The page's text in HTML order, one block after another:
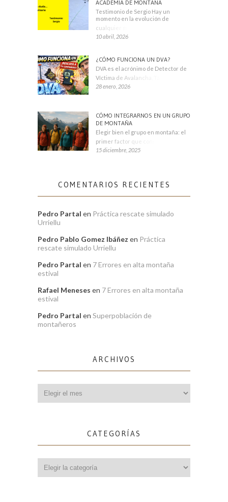
ACADEMIA DE MONTAÑA
Testimonio de Sergio Hay un
momento en la evolución de
cualquier montañero
10 abril, 2026
¿CÓMO FUNCIONA UN DVA?
DVA es el acrónimo de Detector de
Víctima de Avalancha. También se
28 enero, 2026
CÓMO INTEGRARNOS EN UN GRUPO
DE MONTAÑA
Elegir bien el grupo en montaña: el
primer factor que condiciona tu
15 diciembre, 2025
COMENTARIOS RECIENTES
Pedro Partal en Práctica rescate simulado
Urriellu
Pedro Pablo Gomez Ibáñez en Práctica
rescate simulado Urriellu
Pedro Partal en 7 Errores en alta montaña
estival
Rafael Meneses en 7 Errores en alta montaña
estival
Pedro Partal en Superpoblación de
montañeros
ARCHIVOS
CATEGORÍAS